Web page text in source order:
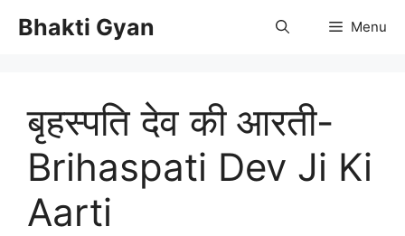
Bhakti Gyan Menu
बृहस्पति देव की आरती-
Brihaspati Dev Ji Ki
Aarti